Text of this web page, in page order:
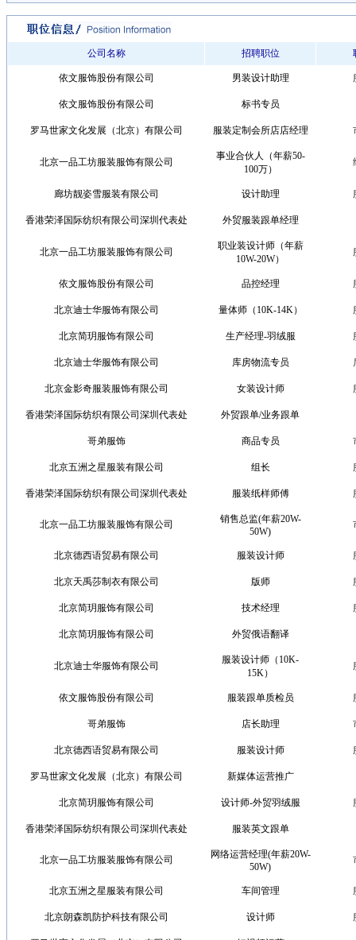
公司名称 招聘职位
依文服饰股份有限公司 男装设计助理
依文服饰股份有限公司 标书专员
罗马世家文化发展（北京）有限公司 服装定制会所店店经理
北京一品工坊服装服饰有限公司
事业合伙人（年薪50-
100万）
廊坊靓姿雪服装有限公司 设计助理
香港荣泽国际纺织有限公司深圳代表处 外贸服装跟单经理
北京一品工坊服装服饰有限公司
职业装设计师（年薪
10W-20W）
依文服饰股份有限公司 品控经理
北京迪士华服饰有限公司 量体师（10K-14K）
北京简玥服饰有限公司 生产经理-羽绒服
北京迪士华服饰有限公司 库房物流专员
北京金影奇服装服饰有限公司 女装设计师
香港荣泽国际纺织有限公司深圳代表处 外贸跟单/业务跟单
哥弟服饰 商品专员
北京五洲之星服装有限公司 组长
香港荣泽国际纺织有限公司深圳代表处 服装纸样师傅
北京一品工坊服装服饰有限公司
销售总监(年薪20W-
50W)
北京德西语贸易有限公司 服装设计师
北京天禹莎制衣有限公司 版师
北京简玥服饰有限公司 技术经理
北京简玥服饰有限公司 外贸俄语翻译
北京迪士华服饰有限公司
服装设计师（10K-
15K）
依文服饰股份有限公司 服装跟单质检员
哥弟服饰 店长助理
北京德西语贸易有限公司 服装设计师
罗马世家文化发展（北京）有限公司 新媒体运营推广
北京简玥服饰有限公司 设计师-外贸羽绒服
香港荣泽国际纺织有限公司深圳代表处 服装英文跟单
北京一品工坊服装服饰有限公司
网络运营经理(年薪20W-
50W)
北京五洲之星服装有限公司 车间管理
北京朗森凯防护科技有限公司 设计师